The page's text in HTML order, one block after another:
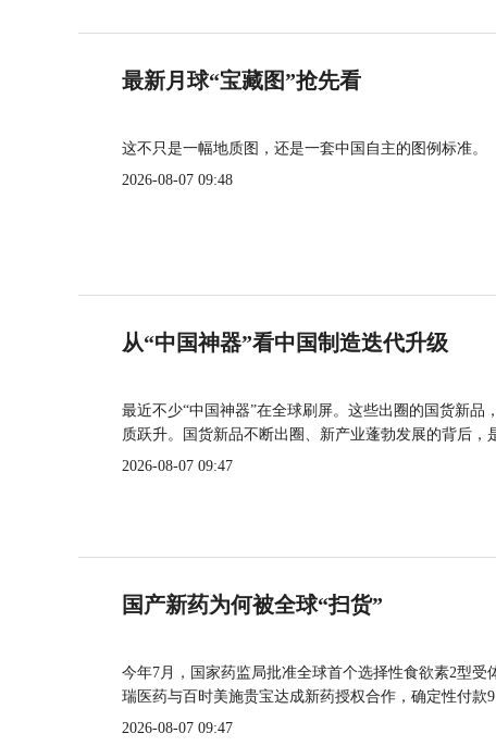
最新月球“宝藏图”抢先看
这不只是一幅地质图，还是一套中国自主的图例标准。
2026-08-07 09:48
从“中国神器”看中国制造迭代升级
最近不少“中国神器”在全球刷屏。这些出圈的国货新
质跃升。国货新品不断出圈、新产业蓬勃发展的背后，
2026-08-07 09:47
国产新药为何被全球“扫货”
今年7月，国家药监局批准全球首个选择性食欲素2型
瑞医药与百时美施贵宝达成新药授权合作，确定性付
2026-08-07 09:47